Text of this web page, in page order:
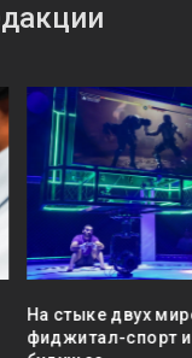
На стыке двух
фиджитал-спорт